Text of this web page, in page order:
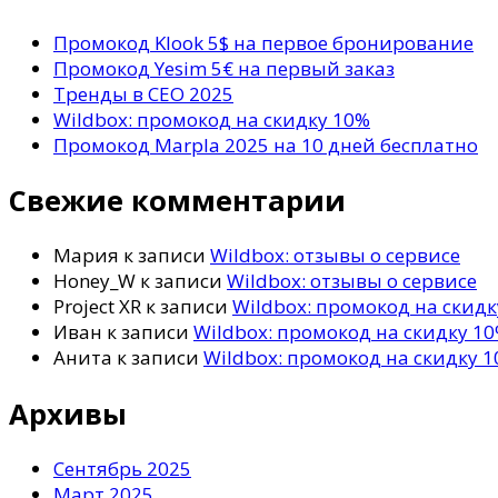
Промокод Klook 5$ на первое бронирование
Промокод Yesim 5€ на первый заказ
Тренды в СЕО 2025
Wildbox: промокод на скидку 10%
Промокод Marpla 2025 на 10 дней бесплатно
Свежие комментарии
Мария к записи Wildbox: отзывы о сервисе
Honey_W к записи Wildbox: отзывы о сервисе
Project XR к записи Wildbox: промокод на
Иван к записи Wildbox: промокод на скидку
Анита к записи Wildbox: промокод на скидку
Архивы
Сентябрь 2025